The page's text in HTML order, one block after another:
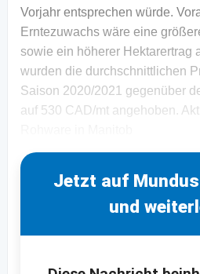
Vorjahr entsprechen würde.
Erntezuwachs wäre eine
sowie ein höherer Hektarertrag
wurden die durchschnittlichen
Saison 2020/2021 gegenüber
auf 530 CAD/mt angehoben.
Jetzt auf
und